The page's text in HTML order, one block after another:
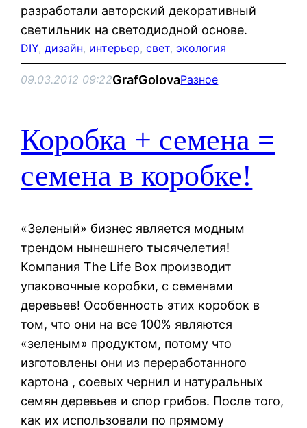
разработали авторский декоративный
светильник на светодиодной основе.
DIY, дизайн, интерьер, свет, экология
09.03.2012 09:22GrafGolovaРазное
Коробка + семена =
семена в коробке!
«Зеленый» бизнес является модным
трендом нынешнего тысячелетия!
Компания The Life Box производит
упаковочные коробки, с семенами
деревьев! Особенность этих коробок в
том, что они на все 100% являются
«зеленым» продуктом, потому что
изготовлены они из переработанного
картона , соевых чернил и натуральных
семян деревьев и спор грибов. После того,
как их использовали по прямому